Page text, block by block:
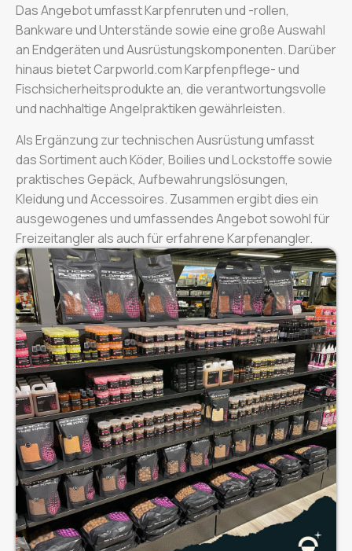
Das Angebot umfasst Karpfenruten und -rollen,
Bankware und Unterstände sowie eine große Auswahl
an Endgeräten und Ausrüstungskomponenten. Darüber
hinaus bietet Carpworld.com Karpfenpflege- und
Fischsicherheitsprodukte an, die verantwortungsvolle
und nachhaltige Angelpraktiken gewährleisten.
Als Ergänzung zur technischen Ausrüstung umfasst
das Sortiment auch Köder, Boilies und Lockstoffe sowie
praktisches Gepäck, Aufbewahrungslösungen,
Kleidung und Accessoires. Zusammen ergibt dies ein
ausgewogenes und umfassendes Angebot sowohl für
Freizeitangler als auch für erfahrene Karpfenangler.